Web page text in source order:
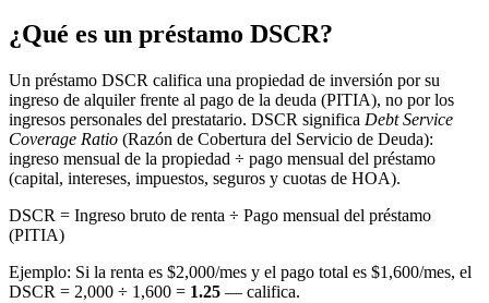
¿Qué es un préstamo DSCR?
Un préstamo DSCR califica una propiedad de inversión por su
ingreso de alquiler frente al pago de la deuda (PITIA), no por los
ingresos personales del prestatario. DSCR significa Debt Service
Coverage Ratio (Razón de Cobertura del Servicio de Deuda):
ingreso mensual de la propiedad ÷ pago mensual del préstamo
(capital, intereses, impuestos, seguros y cuotas de HOA).
DSCR = Ingreso bruto de renta ÷ Pago mensual del préstamo
(PITIA)
Ejemplo: Si la renta es $2,000/mes y el pago total es $1,600/mes, el
DSCR = 2,000 ÷ 1,600 = 1.25 — califica.